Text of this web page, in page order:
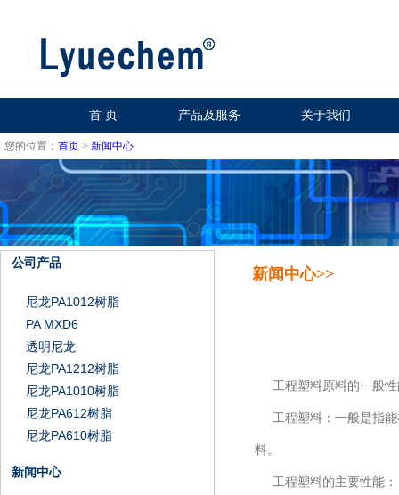
首 页 产品及服务 关于我们
您的位置： 首页 > 新闻中心
公司产品
尼龙PA1012树脂
PA MXD6
透明尼龙
尼龙PA1212树脂
尼龙PA1010树脂
尼龙PA612树脂
尼龙PA610树脂
新闻中心
新闻中心>>
工程塑料原料的一般性
工程塑料：一般是指能
料。
工程塑料的主要性能：